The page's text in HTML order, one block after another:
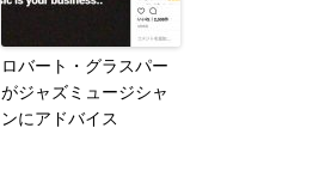
ロバート・グラスパー
がジャズミュージシャ
ンにアドバイス